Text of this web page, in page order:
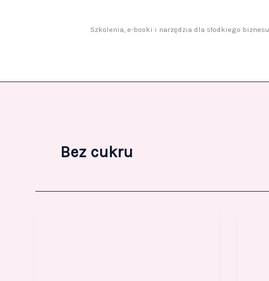
Szkolenia, e-booki i narzędzia dla słodkiego biznesu
Bez cukru